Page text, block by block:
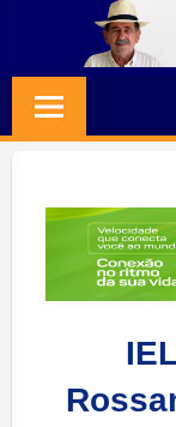
content
Jornalismo
Credibilidade